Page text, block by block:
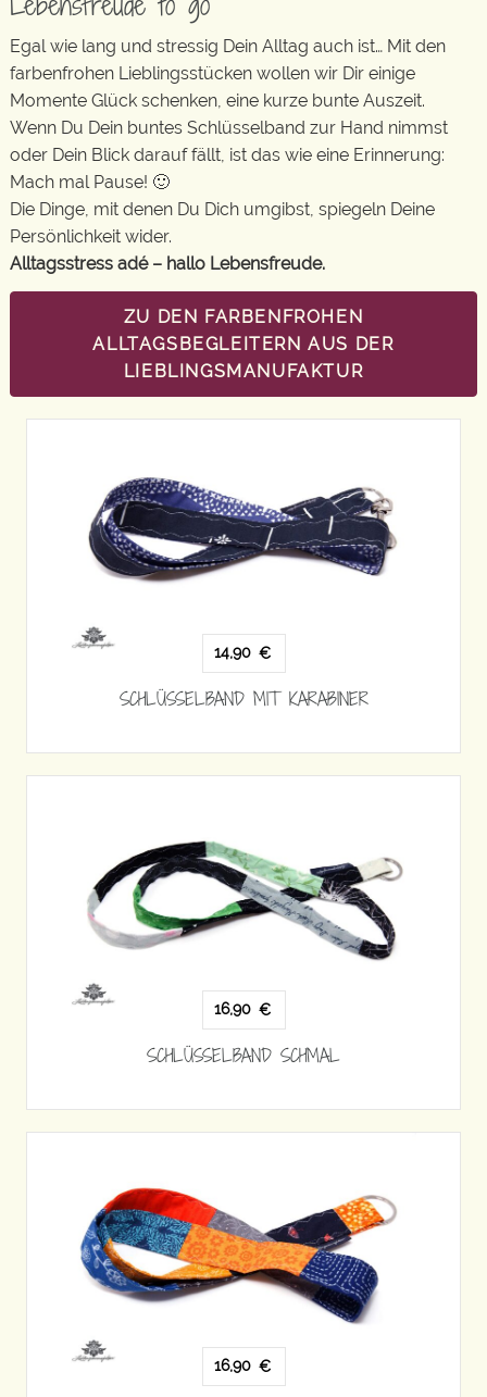
Egal wie lang und stressig Dein Alltag auch ist… Mit den
farbenfrohen Lieblingsstücken wollen wir Dir einige
Momente Glück schenken, eine kurze bunte Auszeit.
Wenn Du Dein buntes Schlüsselband zur Hand nimmst
oder Dein Blick darauf fällt, ist das wie eine Erinnerung:
Mach mal Pause! 🙂
Die Dinge, mit denen Du Dich umgibst, spiegeln Deine
Persönlichkeit wider.
Alltagsstress adé – hallo Lebensfreude.
ZU DEN FARBENFROHEN
ALLTAGSBEGLEITERN AUS DER
LIEBLINGSMANUFAKTUR
14,90 €
SCHLÜSSELBAND MIT KARABINER
16,90 €
SCHLÜSSELBAND SCHMAL
16,90 €